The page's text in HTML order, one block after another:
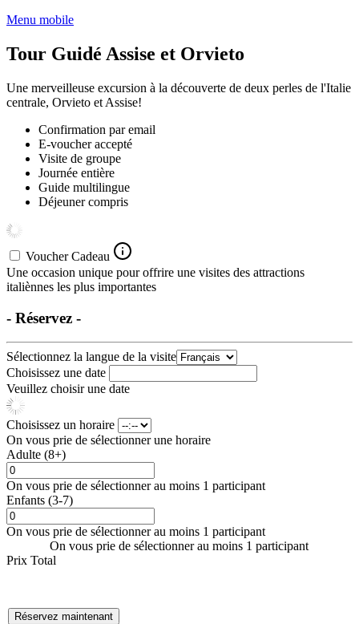
Menu mobile
Tour Guidé Assise et Orvieto
Une merveilleuse excursion à la découverte de deux perles de l'Italie
centrale, Orvieto et Assise!
Confirmation par email
E-voucher accepté
Visite de groupe
Journée entière
Guide multilingue
Déjeuner compris
Voucher Cadeau
Une occasion unique pour offrire une visites des attractions
italiènnes les plus importantes
- Réservez -
Sélectionnez la langue de la visite
Choisissez une date
Veuillez choisir une date
Choisissez un horaire
On vous prie de sélectionner une horaire
Adulte (8+)
On vous prie de sélectionner au moins 1 participant
Enfants (3-7)
On vous prie de sélectionner au moins 1 participant
On vous prie de sélectionner au moins 1 participant
Prix Total
Réservez maintenant